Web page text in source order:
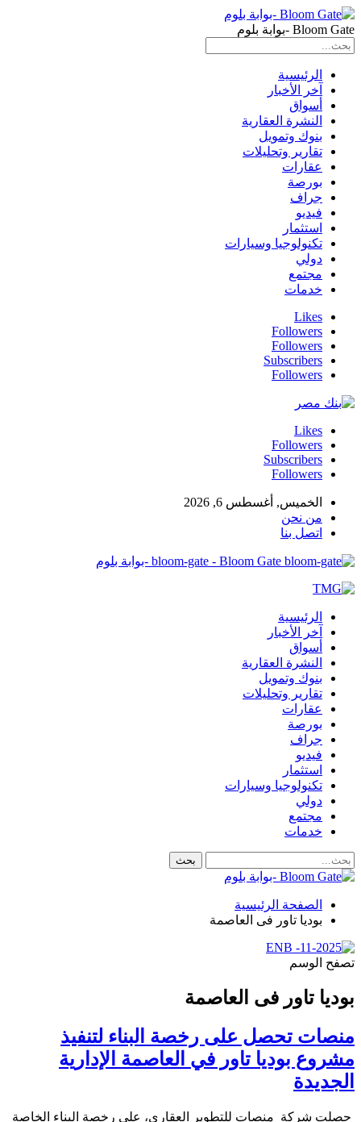
Bloom Gate -بوابة بلوم
الرئيسية
آخر الأخبار
أسواق
النشرة العقارية
بنوك وتمويل
تقارير وتحليلات
عقارات
بورصة
جراف
فيديو
استثمار
تكنولوجيا وسيارات
دولي
مجتمع
خدمات
Likes
Followers
Followers
Subscribers
Followers
Likes
Followers
Subscribers
Followers
الخميس, أغسطس 6, 2026
من نحن
اتصل بنا
bloom-gate - Bloom Gate -بوابة بلوم
الرئيسية
آخر الأخبار
أسواق
النشرة العقارية
بنوك وتمويل
تقارير وتحليلات
عقارات
بورصة
جراف
فيديو
استثمار
تكنولوجيا وسيارات
دولي
مجتمع
خدمات
الصفحة الرئيسية
بوديا تاور فى العاصمة
تصفح الوسم
بوديا تاور فى العاصمة
منصات تحصل على رخصة البناء لتنفيذ
مشروع بوديا تاور في العاصمة الإدارية
الجديدة
حصلت شركة منصات للتطوير العقاري، على رخصة البناء الخاصة